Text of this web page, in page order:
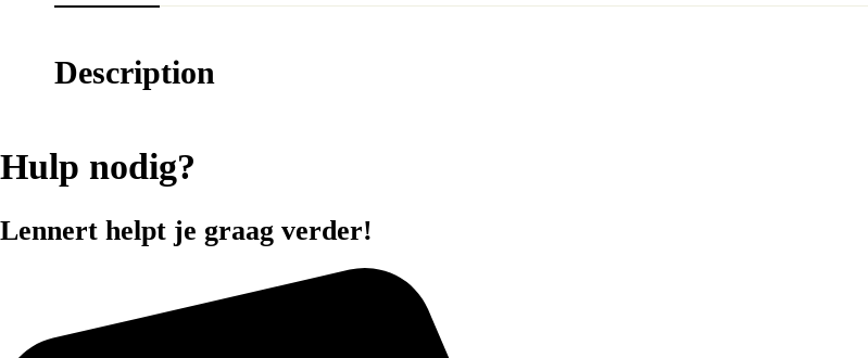
Description
Hulp nodig?
Lennert helpt je graag verder!